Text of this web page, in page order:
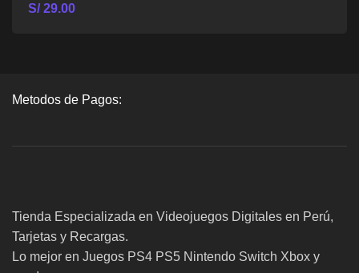
S/29.00
Metodos de Pagos:
Tienda Especializada en Videojuegos Digitales en Perú,
Tarjetas y Recargas.
Lo mejor en Juegos PS4 PS5 Nintendo Switch Xbox y